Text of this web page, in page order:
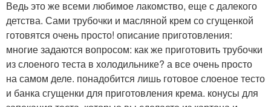
Ведь это же всеми любимое лакомство, еще с далекого
детства. Сами трубочки и масляной крем со сгущенкой
готовятся очень просто! описание приготовления:
многие задаются вопросом: как же приготовить трубочки
из слоеного теста в холодильнике? а все очень просто
на самом деле. понадобится лишь готовое слоеное тесто
и банка сгущенки для приготовления крема. конусы для